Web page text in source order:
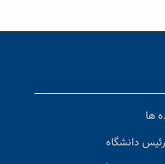
ها
دانشگاه